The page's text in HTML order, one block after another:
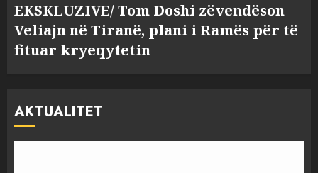
EKSKLUZIVE/ Tom Doshi zëvendëson
Veliajn në Tiranë, plani i Ramës për të
fituar kryeqytetin
AKTUALITET